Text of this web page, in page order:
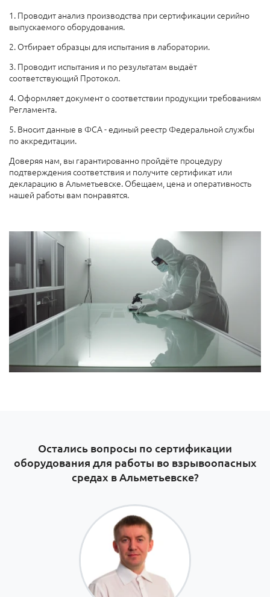
1. Проводит анализ производства при сертификации серийно
выпускаемого оборудования.
2. Отбирает образцы для испытания в лаборатории.
3. Проводит испытания и по результатам выдаёт
соответствующий Протокол.
4. Оформляет документ о соответствии продукции требованиям
Регламента.
5. Вносит данные в ФСА - единый реестр Федеральной службы
по аккредитации.
Доверяя нам, вы гарантированно пройдёте процедуру
подтверждения соответствия и получите сертификат или
декларацию в Альметьевске. Обещаем, цена и оперативность
нашей работы вам понравятся.
Остались вопросы по сертификации
оборудования для работы во взрывоопасных
средах в Альметьевске​?